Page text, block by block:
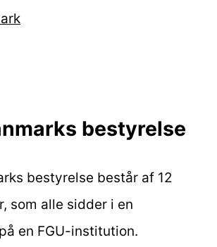
bestyrelse
bestyrelse består af 12
som alle sidder i en
en FGU-institution.